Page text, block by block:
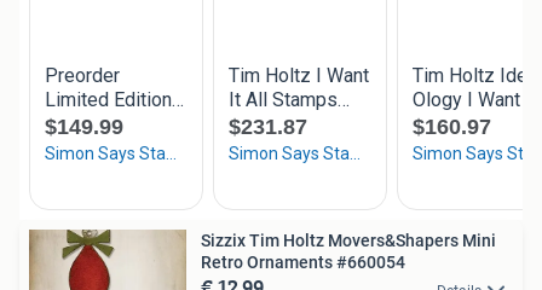
Sizzix Tim Holtz Movers&Shapers Mini
Retro Ornaments #660054